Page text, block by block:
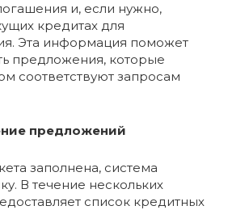
и, если нужно,
кредитах для
Эта информация поможет
предложения, которые
соответствуют запросам
предложений
заполнена, система
В течение нескольких
список кредитных